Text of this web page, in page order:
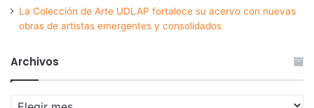
La Colección de Arte UDLAP fortalece su acervo con nuevas
obras de artistas emergentes y consolidados
Archivos
Archivos